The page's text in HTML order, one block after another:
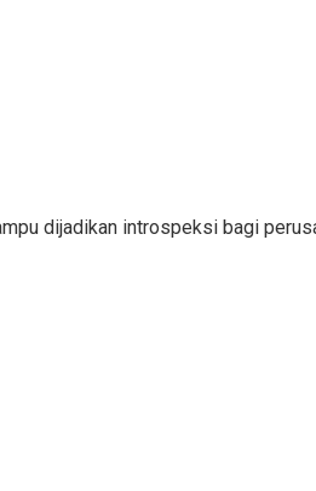
dijadikan introspeksi bagi